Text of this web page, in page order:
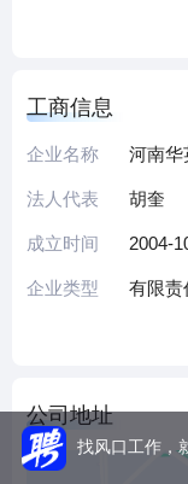
烟熏制品、烤制品
全”为已任，以“顾
过了IS09001：
案、食品生产许可
加坡、智利、加拿
食品公司是国内仅
一，拥有西式烟熏
创新发展，不断研
烟熏制品、烤制品
工商信息
企业名称 河南华
法人代表 胡奎
成立时间 2004-
企业类型 有限责
公司地址
找风口工作，